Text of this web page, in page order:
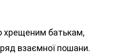
хрещеним батькам,
взаємної пошани.